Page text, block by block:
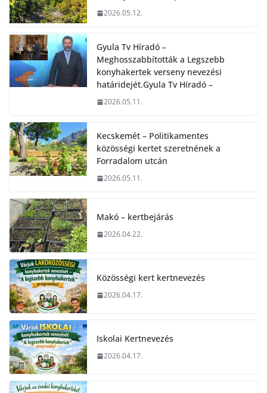
2026.05.12.
Gyula Tv Híradó –
Meghosszabbították a Legszebb
konyhakertek verseny nevezési
határidejét.Gyula Tv Híradó –
2026.05.11.
Kecskemét – Politikamentes
közösségi kertet szeretnének a
Forradalom utcán
2026.05.11.
Makó – kertbejárás
2026.04.22.
Közösségi kert kertnevezés
2026.04.17.
Iskolai Kertnevezés
2026.04.17.